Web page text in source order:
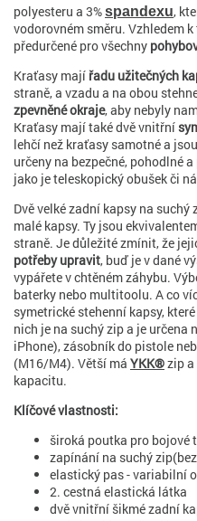
polyesteru a 3%spandexu,
vodorovném směru. Vzhledem
předurčené pro všechny
Kraťasy mají řadu užitečných
straně, a vzadu a na obou
zpevněné okraje, aby nebyly
Kraťasy mají také dvě vnitřní
lehčí než kraťasy samotné a
určeny na bezpečné, pohodlné
jako je teleskopický obušek či
Dvě velké zadní kapsy na
malé kapsy. Ty jsou
straně. Je důležité zmínit, že
potřeby upravit, buď je v dané
vypářete v chtěném záhybu.
baterky nebo multitoolu. A co
symetrické stehenní kapsy,
nich je na suchý zip a je
iPhone), zásobník do pistole
(M16/M4). Větší má YKK®zip
kapacitu.
Klíčové vlastnosti:
široká poutka pro bojové
zapínání na suchý
elastický pas - variabilní
2. cestná elastická látka
dvě vnitřní šikmé zadní